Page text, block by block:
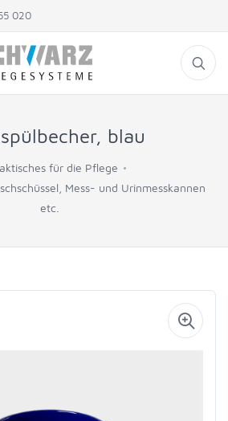
020
blau
für die Pflege
Mess- und Urinmesskannen
etc.